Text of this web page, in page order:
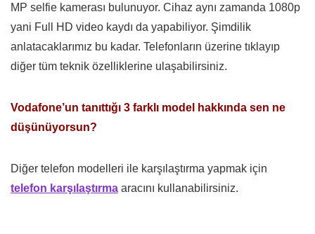
MP selfie kamerası bulunuyor. Cihaz aynı zamanda 1080p
yani Full HD video kaydı da yapabiliyor. Şimdilik
anlatacaklarımız bu kadar. Telefonların üzerine tıklayıp
diğer tüm teknik özelliklerine ulaşabilirsiniz.
Vodafone’un tanıttığı 3 farklı model hakkında sen ne
düşünüyorsun?
Diğer telefon modelleri ile karşılaştırma yapmak için
telefon karşılaştırma aracını kullanabilirsiniz.